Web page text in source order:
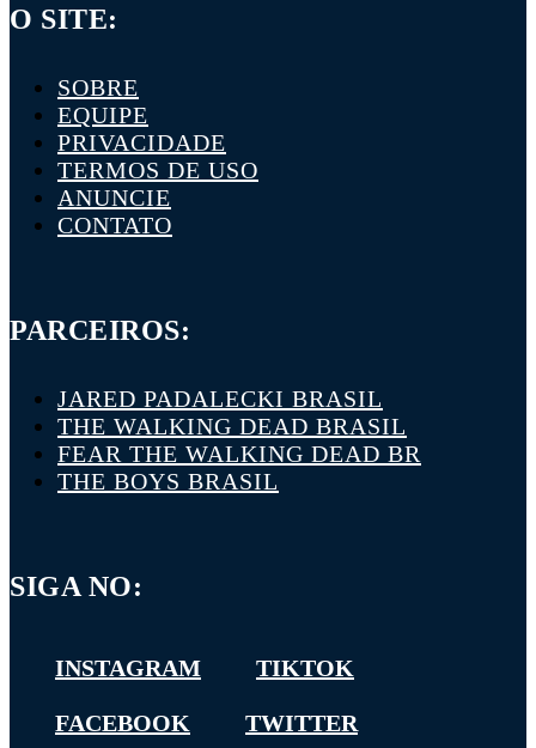
O SITE:
SOBRE
EQUIPE
PRIVACIDADE
TERMOS DE USO
ANUNCIE
CONTATO
PARCEIROS:
JARED PADALECKI BRASIL
THE WALKING DEAD BRASIL
FEAR THE WALKING DEAD BR
THE BOYS BRASIL
SIGA NO:
INSTAGRAM TIKTOK
FACEBOOK TWITTER